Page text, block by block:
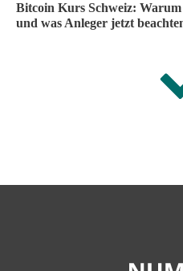
Bitcoin Kurs Schweiz:
und was Anleger jetzt